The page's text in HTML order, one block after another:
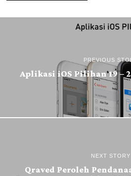
PREVIOUS
Aplikasi iOS Pilihan 19 –
NEXT STORY
Qraved Peroleh